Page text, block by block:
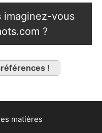
imaginez-vous
?
!
matières